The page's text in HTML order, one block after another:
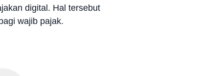
digital. Hal tersebut
wajib pajak.